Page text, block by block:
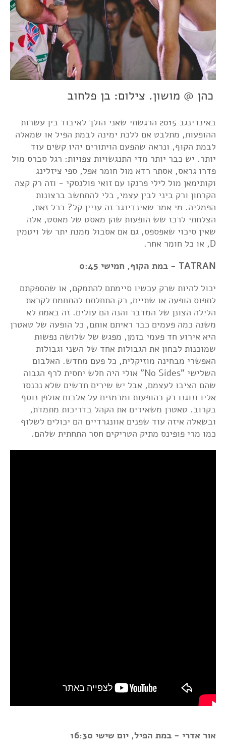
כהן @ מושון. צילום: בן פלחוב
באינדינגב 2015 הרגשתי שאני הולך לאיבוד בין עשרות
ההופעות, מתלבט אם ללכת ימינה לבמת הפיל או שמאלה
לבמת הקוף, ונראה שהפעם הויתורים יהיו קשים עוד
יותר. יש כבר יותר מדי התנגשויות צפויות: רגל סברס מול
פדרו גראס, אסתר רדא מול חומר אפל, ספי ציזלינג
וקותימאן מול לילי פרנקו עם זואי פולנסקי - וזה רק קצה
הקרחון ורק ביני לבין עצמי, בלי להתחשב ברצונות
הפמליה. מי אמר שאינדינגב זה עניין קל? בכל זאת,
הצלחתי לרכז שש הופעות שהן מאסט של מאסט, אלה
שאין סיכוי שאפספס, גם אם אסבול ממנת יתר של ויטמין
D, או כל חומר אחר.
TATRAN - במת הקוף, חמישי 0:45
יכול להיות שרק עכשיו סיימתם להתמקם, או שהספקתם
לתפוס הופעה או שתיים, רק התחלתם להתחמם לקראת
הלילה הצונן של המדבר והנה הם עולים. זה באמת לא
משנה כמה פעמים כבר ראיתם אותם, כל הופעה של טאטרן
היא אירוע חד פעמי בזמן, מפגש של שלושה נפשות
שמוכנות לבחון את הגבולות אחד של השני וגבולות
האפשרי מבחינה מוזיקלית, כל פעם מחדש. האלבום
השלישי "No Sides" אולי היה חלש יחסית לרף הגבוה
שהם הציבו לעצמם, אבל יש שירים חדשים שלא נכנסו
אליו ונוגנו רק בהופעות ומרמזים על אלבום אולפן נוסף
בקרוב. טאטרן משאירים את הקהל בדריכות מתמדת,
ובשאלה איזה עוד שפנים אוונגרדיים הם יכולים לשלוף
כמו מרי פופינס מתיק הטריקים חסר התחתית שלהם.
אור אדרי - במת הפיל, יום שישי 16:30